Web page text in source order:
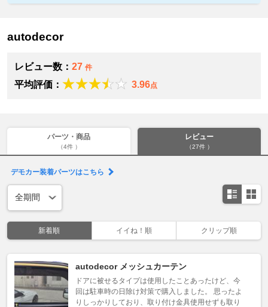
autodecor
レビュー数： 27 件
平均評価： 3.96点
パーツ・商品
（4件 ）
レビュー
（27件 ）
デモカー装着パーツはこちら
新着順 イイね！順 クリップ順
autodecor メッシュカーテン
ドアに被せるタイプは使用したことあったけど、今
回は駐車時の日除け対策で購入しました。 思ったよ
りしっかりしており、取り付け金具使用せずも取り